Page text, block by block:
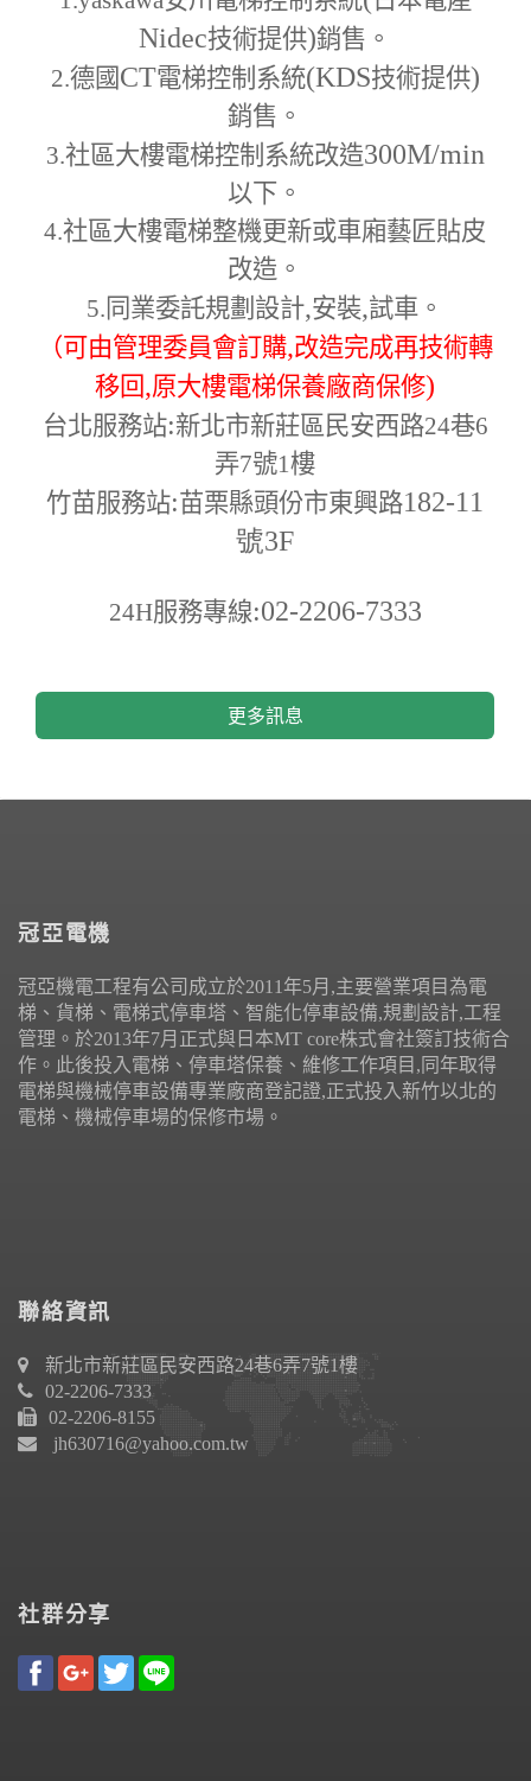
Nidec技術提供)銷售。
2.德國 CT電梯控制系統(KDS技術提供)
銷售。
3.社區大樓電梯控制系統改造300M/min
以下。
4.社區大樓電梯整機更新或車廂藝匠貼皮
改造。
5. 同業委託規劃設計,安裝,試車。
（可由管理委員會訂購,改造完成再技術轉
移回,原大樓電梯保養廠商保修)
台北服務站:新北市新莊區民安西路24巷6
弄7號1樓
竹苗服務站:苗栗縣頭份市東興路182-11
號3F
24H服務專線:02-2206-7333
更多訊息
冠亞電機
冠亞機電工程有公司成立於2011年5月,主要營業項目為電
梯、貨梯、電梯式停車塔、智能化停車設備,規劃設計,工程
管理。於2013年7月正式與日本MT core株式會社簽訂技術合
作。此後投入電梯、停車塔保養、維修工作項目,同年取得
電梯與機械停車設備專業廠商登記證,正式投入新竹以北的
電梯、機械停車場的保修市場。
聯絡資訊
新北市新莊區民安西路24巷6弄7號1樓
02-2206-7333
02-2206-8155
jh630716@yahoo.com.tw
社群分享